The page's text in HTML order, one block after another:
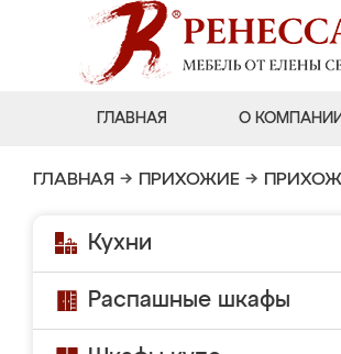
ГЛАВНАЯ О КОМПАНИИ
ГЛАВНАЯ → ПРИХОЖИЕ →
Кухни
Распашные шкафы